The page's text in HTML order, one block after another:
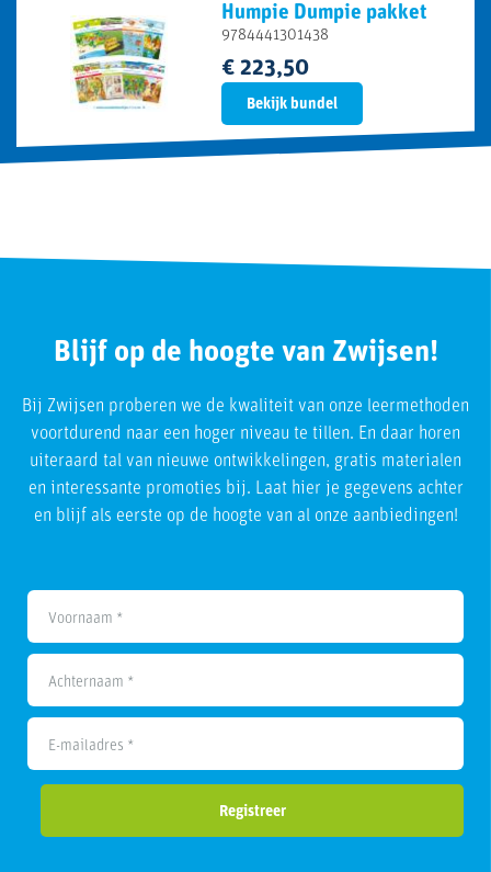
Humpie Dumpie pakket
9784441301438
€ 223,50
Bekijk bundel
Blijf op de hoogte van Zwijsen!
Bij Zwijsen proberen we de kwaliteit van onze leermethoden
voortdurend naar een hoger niveau te tillen. En daar horen
uiteraard tal van nieuwe ontwikkelingen, gratis materialen
en interessante promoties bij. Laat hier je gegevens achter
en blijf als eerste op de hoogte van al onze aanbiedingen!
Voornaam *
Achternaam *
E-mailadres *
Registreer